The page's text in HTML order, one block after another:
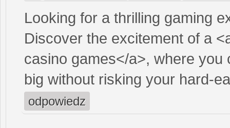
Looking for a thrilling gaming
Discover the excitement of a
casino games</a>, where
big without risking your hard-
odpowiedz